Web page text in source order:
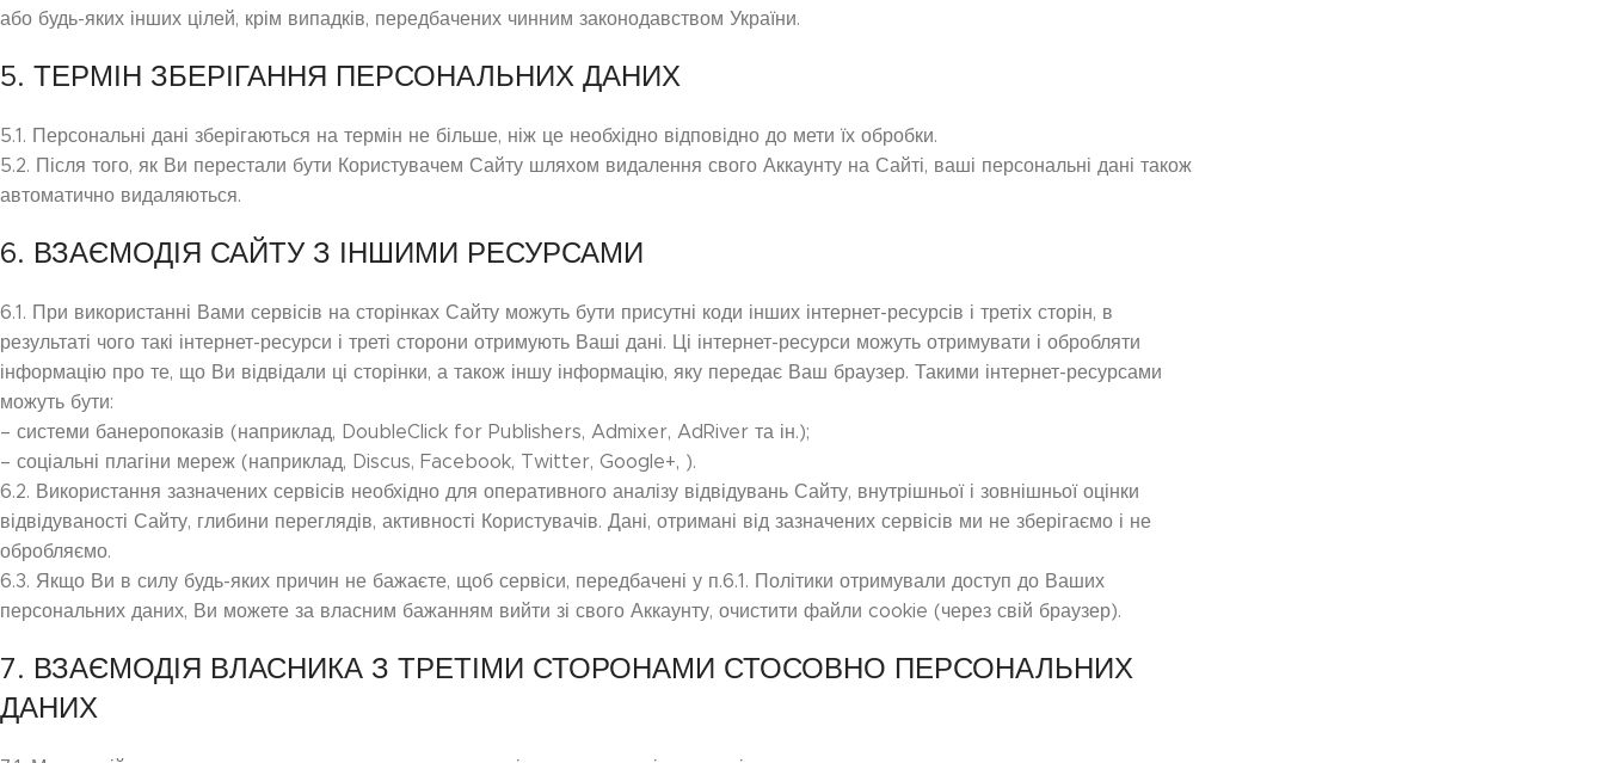
або будь-яких інших цілей, крім випадків, передбачених чинним законодавством України.
5. ТЕРМІН ЗБЕРІГАННЯ ПЕРСОНАЛЬНИХ ДАНИХ
5.1. Персональні дані зберігаються на термін не більше, ніж це необхідно відповідно до мети їх обробки.
5.2. Після того, як Ви перестали бути Користувачем Сайту шляхом видалення свого Аккаунту на Сайті, ваші персональні дані також
автоматично видаляються.
6. ВЗАЄМОДІЯ САЙТУ З ІНШИМИ РЕСУРСАМИ
6.1. При використанні Вами сервісів на сторінках Сайту можуть бути присутні коди інших інтернет-ресурсів і третіх сторін, в
результаті чого такі інтернет-ресурси і треті сторони отримують Ваші дані. Ці інтернет-ресурси можуть отримувати і обробляти
інформацію про те, що Ви відвідали ці сторінки, а також іншу інформацію, яку передає Ваш браузер. Такими інтернет-ресурсами
можуть бути:
– системи банеропоказів (наприклад, DoubleClick for Publishers, Admixer, AdRiver та ін.);
– соціальні плагіни мереж (наприклад, Discus, Facebook, Twitter, Google+, ).
6.2. Використання зазначених сервісів необхідно для оперативного аналізу відвідувань Сайту, внутрішньої і зовнішньої оцінки
відвідуваності Сайту, глибини переглядів, активності Користувачів. Дані, отримані від зазначених сервісів ми не зберігаємо і не
обробляємо.
6.3. Якщо Ви в силу будь-яких причин не бажаєте, щоб сервіси, передбачені у п.6.1. Політики отримували доступ до Ваших
персональних даних, Ви можете за власним бажанням вийти зі свого Аккаунту, очистити файли cookie (через свій браузер).
7. ВЗАЄМОДІЯ ВЛАСНИКА З ТРЕТІМИ СТОРОНАМИ СТОСОВНО ПЕРСОНАЛЬНИХ
ДАНИХ